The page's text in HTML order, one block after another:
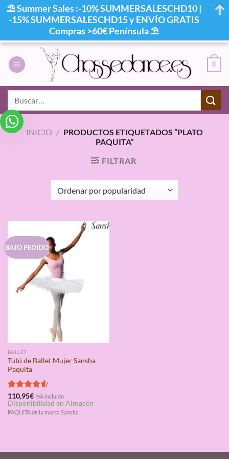
contenido
0
INICIO / PRODUCTOS ETIQUETADOS “PLATO
PAQUITA”
FILTRAR
BAJO PEDIDO
BALLET
Tutú de Ballet Mujer Sansha
Paquita
Valorado
con4.50
de 5
110,95€ IVA incluido
Disponibilidad en Almacén
PAQUITA de la marca Sansha.
⛱ Summer Sales :-10% SUMMERSALESCHD10 |
-15% SUMMERSALESCHD15 y ENVÍO GRATIS
Compras >60€ Península ⛱